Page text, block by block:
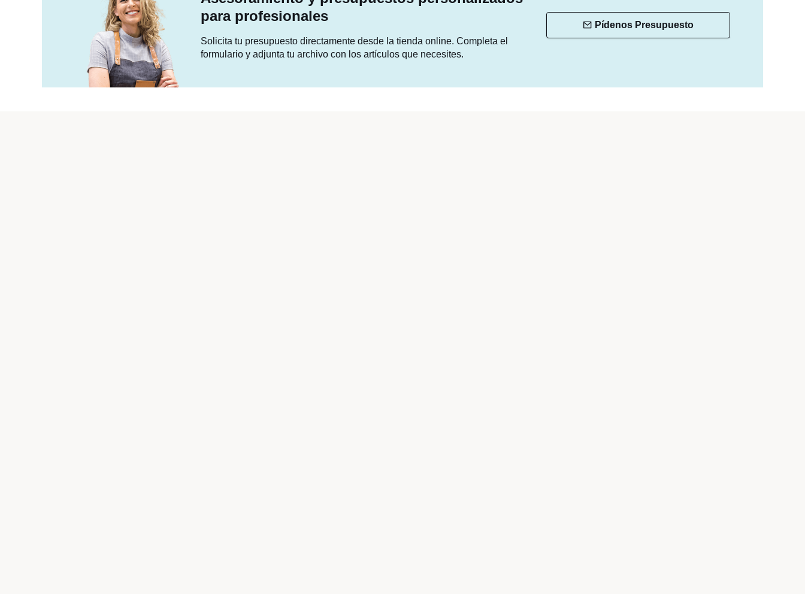
para profesionales
Solicita tu presupuesto directamente desde la tienda online. Completa el
formulario y adjunta tu archivo con los artículos que necesites.
Pídenos Presupuesto